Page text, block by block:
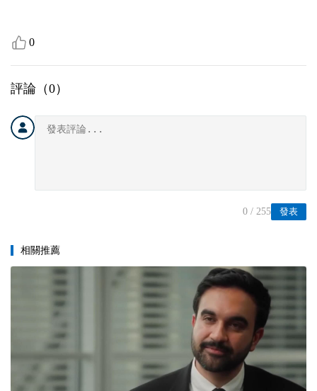
0
評論（0）
發表
0 / 255
相關推薦